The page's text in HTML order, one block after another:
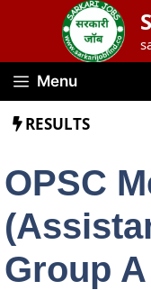
Menu
RESULTS
OPSC
Group